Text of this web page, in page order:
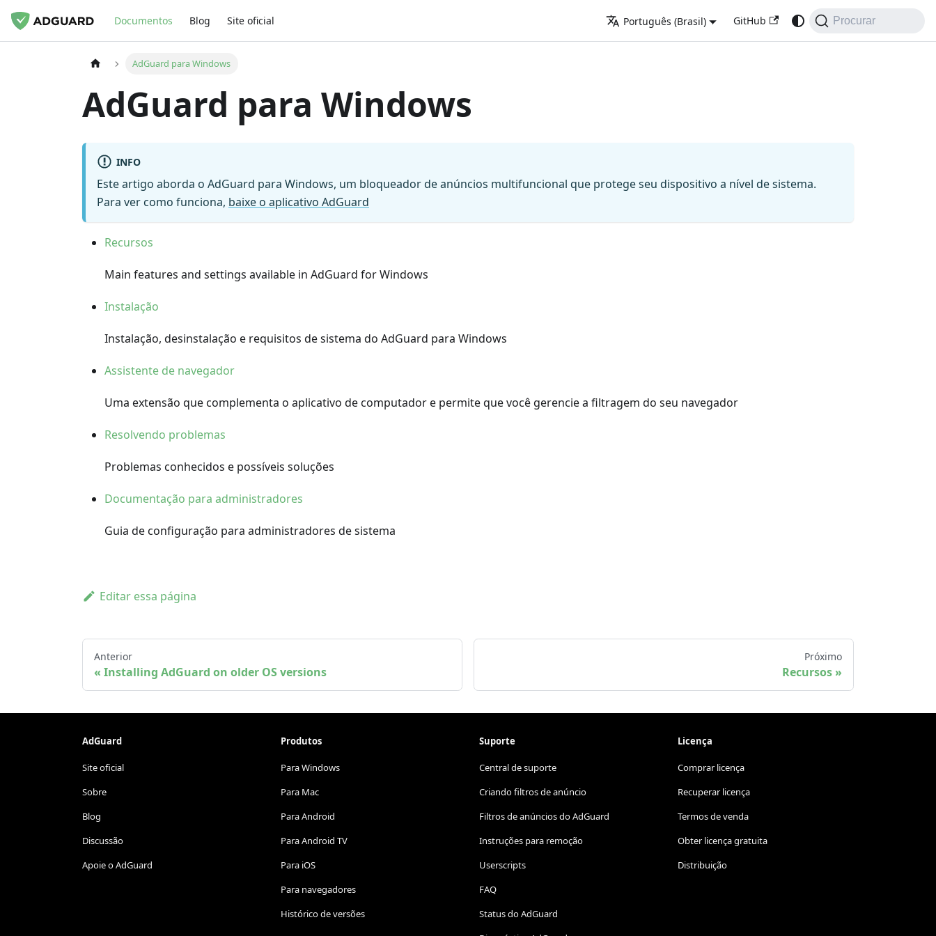
Documentos Blog Site oficial Português (Brasil) GitHub Procurar
AdGuard para Windows
AdGuard para Windows
INFO
Este artigo aborda o AdGuard para Windows, um bloqueador de anúncios multifuncional que protege seu dispositivo a nível de sistema.
Para ver como funciona, baixe o aplicativo AdGuard
Recursos
Main features and settings available in AdGuard for Windows
Instalação
Instalação, desinstalação e requisitos de sistema do AdGuard para Windows
Assistente de navegador
Uma extensão que complementa o aplicativo de computador e permite que você gerencie a filtragem do seu navegador
Resolvendo problemas
Problemas conhecidos e possíveis soluções
Documentação para administradores
Guia de configuração para administradores de sistema
Editar essa página
Anterior
Installing AdGuard on older OS versions
Próximo
Recursos
AdGuard
Site oficial
Sobre
Blog
Discussão
Apoie o AdGuard
Produtos
Para Windows
Para Mac
Para Android
Para Android TV
Para iOS
Para navegadores
Histórico de versões
Suporte
Central de suporte
Criando filtros de anúncio
Filtros de anúncios do AdGuard
Instruções para remoção
Userscripts
FAQ
Status do AdGuard
Licença
Comprar licença
Recuperar licença
Termos de venda
Obter licença gratuita
Distribuição